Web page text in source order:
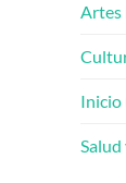
Artes
Inicio